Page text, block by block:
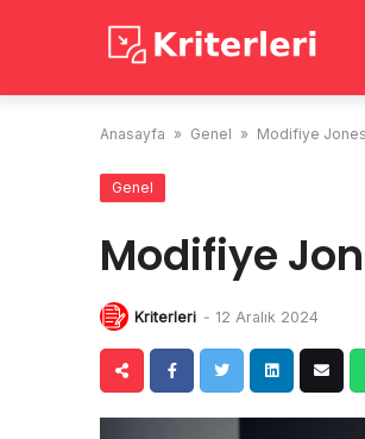
Anasayfa » Genel » Modifiye
Genel
Modifiye
Kriterleri - 12 Aralık 2024